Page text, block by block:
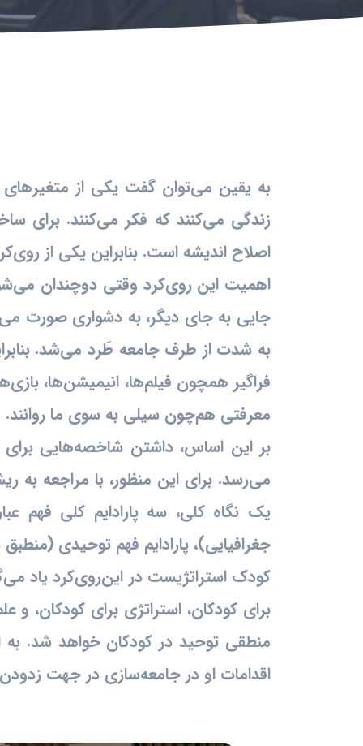
به یقین می‌توان گفت یکی از
زندگی می‌کنند که فکر می‌کنند. برای
اصلاح اندیشه است. بنابراین یکی از
اهمیت این روی‌کرد وقتی دوچندان
جایی به جای دیگر، به دشواری صورت
به شدت از طرف جامعه طَرد می‌شد.
فراگیر همچون فیلم‌ها، انیمیشن‌ها،
معرفتی هم‌چون سیلی به سوی ما روانند.
بر این اساس، داشتن شاخصه‌هایی
می‌رسد. برای این منظور، با مراجعه به
یک نگاه کلی، سه پارادایم کلی فهم
جغرافیایی)، پارادایم فهم توحیدی
کودک استراتژیست در این‌روی‌کرد یاد
برای کودکان، استراتژی برای کودکان،
منطقی توحید در کودکان خواهد شد.
اقدامات او در جامعه‌سازی در جهت